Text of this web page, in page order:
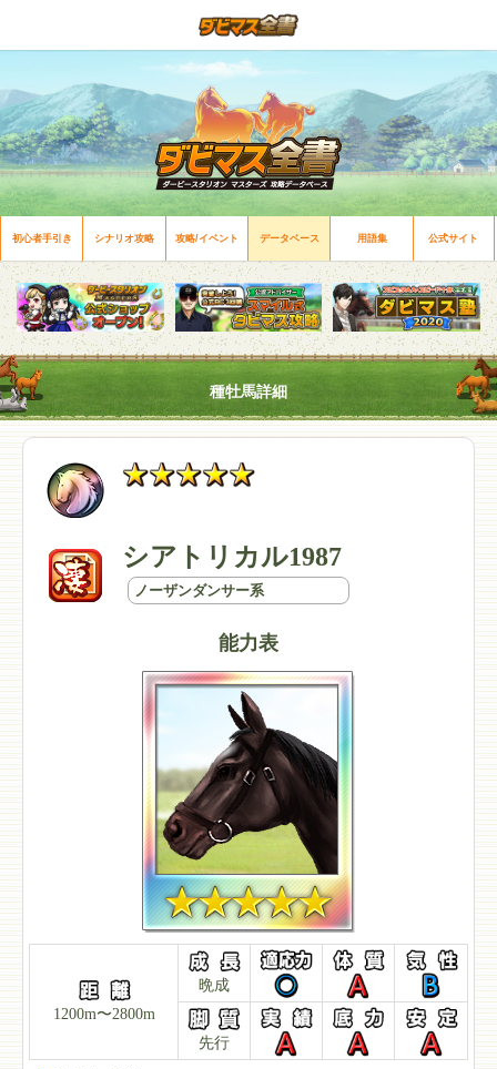
初心者手引き シナリオ攻略 攻略/イベント データベース 用語集 公式サイト
種牡馬詳細
シアトリカル1987
ノーザンダンサー系
能力表
1200m〜2800m
晩成
先行